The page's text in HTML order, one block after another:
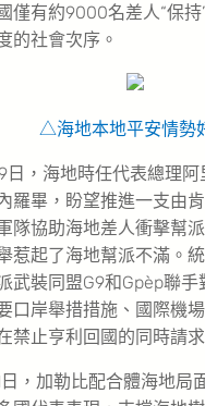
僅有約9000名差人“保
的社會次序。
△海地本地平安情勢
日，海地時任代表總理阿
羅畢，盼望推進一支由
隊協助海地差人衝擊幫
惹起了海地幫派不滿。
武裝同盟G9和Gpèp聯
口岸舉措措施、國際機
禁止亨利回國的同時請
日，加勒比配合體海地局